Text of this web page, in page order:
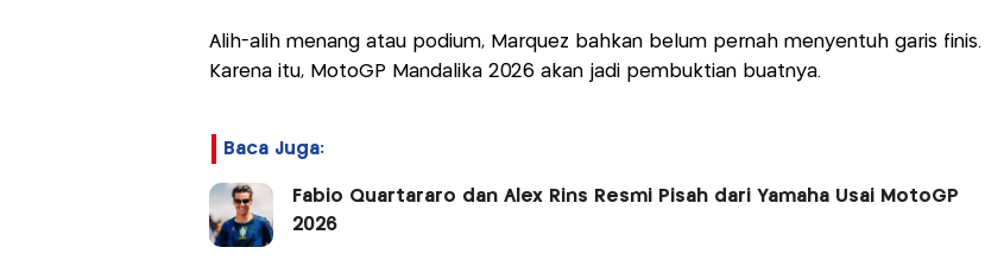
Alih-alih menang atau podium, Marquez bahkan belum pernah menyentuh garis finis.
Karena itu, MotoGP Mandalika 2026 akan jadi pembuktian buatnya.
Baca Juga:
Fabio Quartararo dan Alex Rins Resmi Pisah dari Yamaha Usai MotoGP
2026